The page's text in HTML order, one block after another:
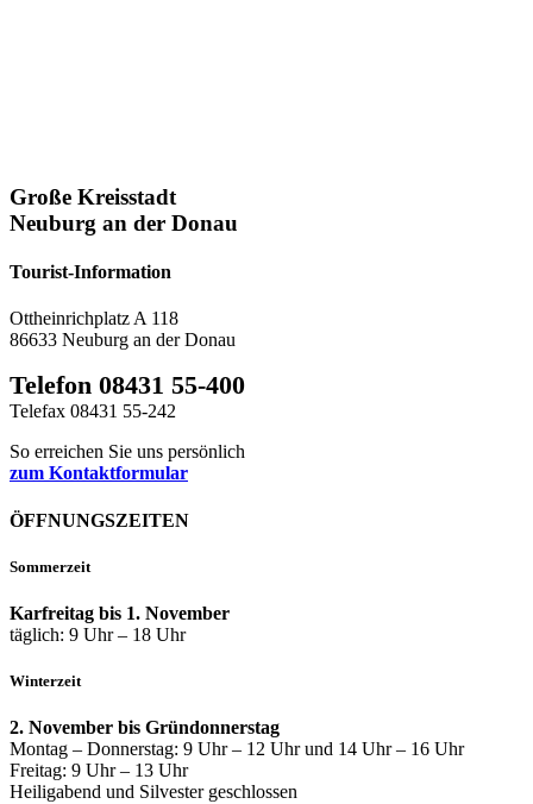
Große Kreisstadt
Neuburg an der Donau
Tourist-Information
Ottheinrichplatz A 118
86633 Neuburg an der Donau
Telefon 08431 55-400
Telefax 08431 55-242
So erreichen Sie uns persönlich
zum Kontaktformular
ÖFFNUNGSZEITEN
Sommerzeit
Karfreitag bis 1. November
täglich: 9 Uhr – 18 Uhr
Winterzeit
2. November bis Gründonnerstag
Montag – Donnerstag: 9 Uhr – 12 Uhr und 14 Uhr – 16 Uhr
Freitag: 9 Uhr – 13 Uhr
Heiligabend und Silvester geschlossen